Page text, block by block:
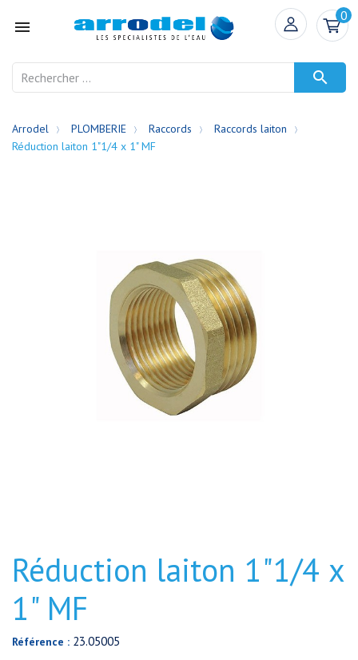

0

Arrodel PLOMBERIE Raccords
Raccords laiton
Réduction laiton 1"1/4 x 1" MF
Réduction laiton 1"1/4 x
1" MF
Référence : 23.05005